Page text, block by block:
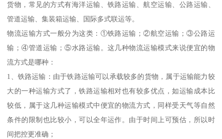
货物，常见的方式有海洋运输、铁路运输、航空运输、公路运输、
管道运输、集装箱运输、国际多式联运等。
物流运输方式一般分为这类：①铁路运输；②航空运输；③公路运
输；④管道运输；⑤水路运输。这几种物流运输模式来说便宜的物
流方式是哪种：
1、铁路运输：由于铁路运输可以承载较多的货物，属于运输能力较
大的一种运输方式了，铁路运输相对也有较多优点，如运输成本比
较低，属于这几种运输模式中便宜的物流方式，同样受天气等自然
条件的限制也比较小，可以全年运作。由于时间上可预估，所以时
间把控更准确；